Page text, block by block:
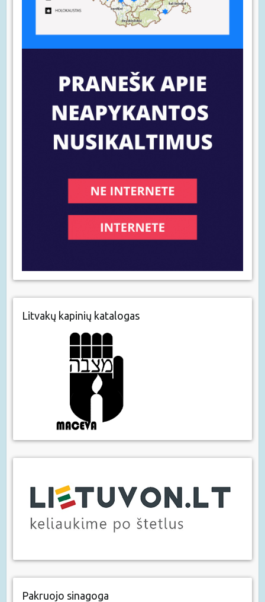
Litvakų kapinių katalogas
Pakruojo sinagoga